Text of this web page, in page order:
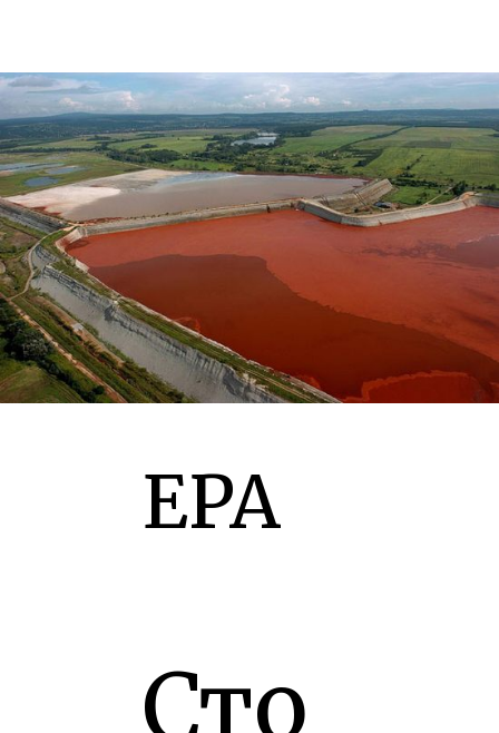
EPA
Сто